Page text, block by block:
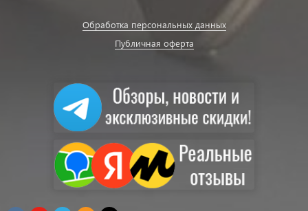
Обработка персональных данных
Публичная оферта